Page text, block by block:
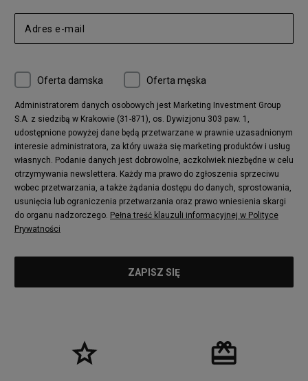
Oferta damska Oferta męska
Administratorem danych osobowych jest Marketing Investment Group
S.A. z siedzibą w Krakowie (31-871), os. Dywizjonu 303 paw. 1,
udostępnione powyżej dane będą przetwarzane w prawnie uzasadnionym
interesie administratora, za który uważa się marketing produktów i usług
własnych. Podanie danych jest dobrowolne, aczkolwiek niezbędne w celu
otrzymywania newslettera. Każdy ma prawo do zgłoszenia sprzeciwu
wobec przetwarzania, a także żądania dostępu do danych, sprostowania,
usunięcia lub ograniczenia przetwarzania oraz prawo wniesienia skargi
do organu nadzorczego. Pełna treść klauzuli informacyjnej w Polityce
Prywatności